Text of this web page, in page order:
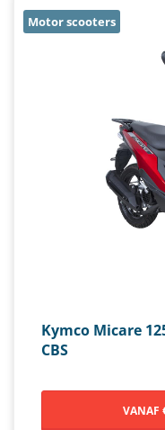
Motor scooters
Kymco Micare
CBS
VANAF